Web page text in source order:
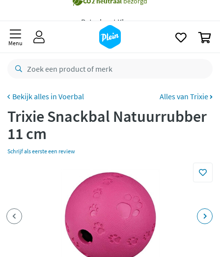
Gratisbezorging vanaf 35,- *
besteld,
Gratisretourneren
Menu
Voerbal Alles van Trixie
Trixie Snackbal Natuurrubber
11 cm
Schrijf als eerste een review